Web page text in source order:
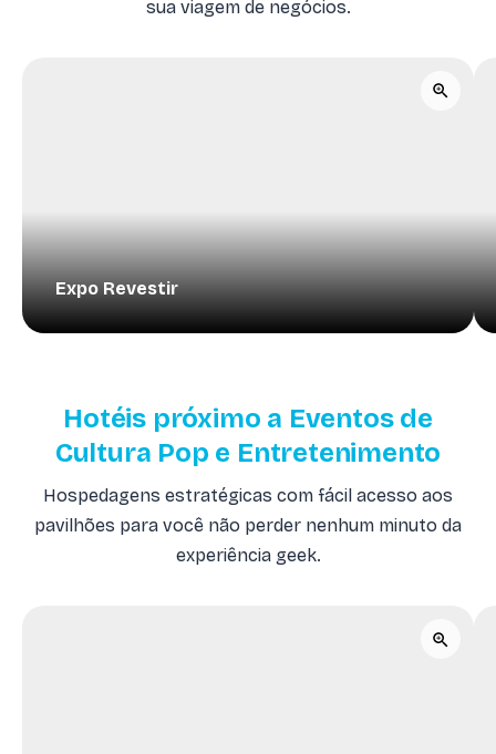
sua viagem de negócios.
Expo Revestir
Hotéis próximo a Eventos de
Cultura Pop e Entretenimento
Hospedagens estratégicas com fácil acesso aos
pavilhões para você não perder nenhum minuto da
experiência geek.